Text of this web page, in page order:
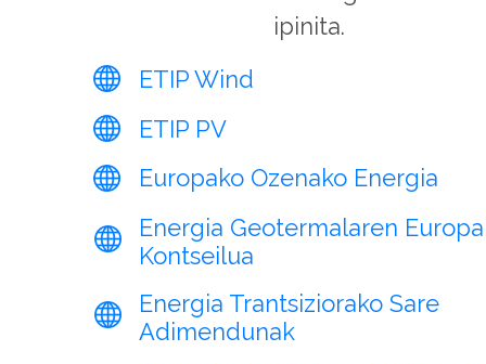
ipinita.
ETIP Wind
ETIP PV
Europako Ozenako Energia
Energia Geotermalaren
Kontseilua
Energia Trantsiziorako Sare
Adimendunak